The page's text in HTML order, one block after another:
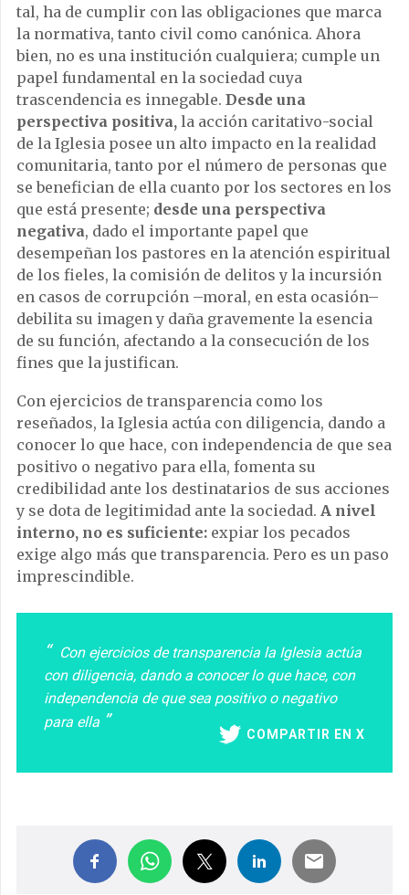
tal, ha de cumplir con las obligaciones que marca
la normativa, tanto civil como canónica. Ahora
bien, no es una institución cualquiera; cumple un
papel fundamental en la sociedad cuya
trascendencia es innegable. Desde una
perspectiva positiva, la acción caritativo-social
de la Iglesia posee un alto impacto en la realidad
comunitaria, tanto por el número de personas que
se benefician de ella cuanto por los sectores en los
que está presente; desde una perspectiva
negativa, dado el importante papel que
desempeñan los pastores en la atención espiritual
de los fieles, la comisión de delitos y la incursión
en casos de corrupción –moral, en esta ocasión–
debilita su imagen y daña gravemente la esencia
de su función, afectando a la consecución de los
fines que la justifican.
Con ejercicios de transparencia como los
reseñados, la Iglesia actúa con diligencia, dando a
conocer lo que hace, con independencia de que sea
positivo o negativo para ella, fomenta su
credibilidad ante los destinatarios de sus acciones
y se dota de legitimidad ante la sociedad. A nivel
interno, no es suficiente: expiar los pecados
exige algo más que transparencia. Pero es un paso
imprescindible.
Con ejercicios de transparencia la Iglesia actúa
con diligencia, dando a conocer lo que hace, con
independencia de que sea positivo o negativo
para ella
COMPARTIR EN X